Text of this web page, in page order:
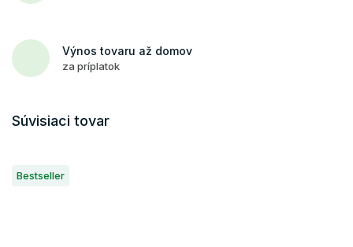
Výnos tovaru až domov
za príplatok
Súvisiaci tovar
Bestseller